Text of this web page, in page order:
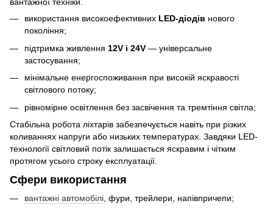
вантажної техніки.
використання високоефективних LED-діодів нового
покоління;
підтримка живлення 12V і 24V — універсальне
застосування;
мінімальне енергоспоживання при високій яскравості
світлового потоку;
рівномірне освітлення без засвічення та тремтіння світла;
Стабільна робота ліхтарів забезпечується навіть при різких
коливаннях напруги або низьких температурах. Завдяки LED-
технології світловий потік залишається яскравим і чітким
протягом усього строку експлуатації.
Сфери використання
вантажні автомобілі , фури, трейлери, напівпричепи;